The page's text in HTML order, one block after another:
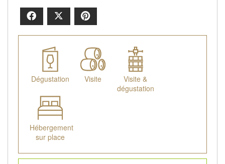
Facebook
Dégustation Visite
Visite &
dégustation
Hébergement
sur place